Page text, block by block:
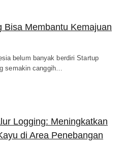
Bisa Membantu Kemajuan
belum banyak berdiri Startup
semakin canggih…
Logging: Meningkatkan
di Area Penebangan